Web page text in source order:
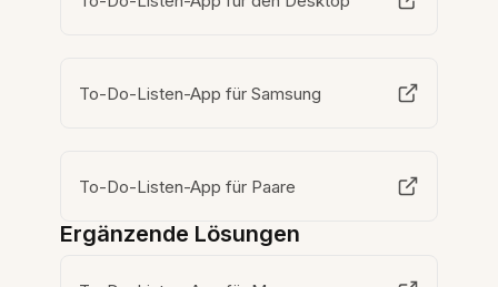
To-Do-Listen-App für Samsung
To-Do-Listen-App für Paare
Ergänzende Lösungen